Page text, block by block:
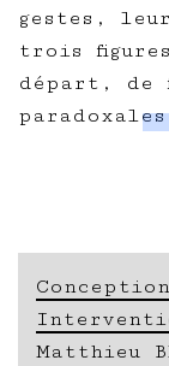
gestes,
trois
départ, de
Conception
Matthieu